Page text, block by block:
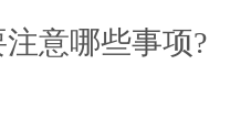
意哪些事项?